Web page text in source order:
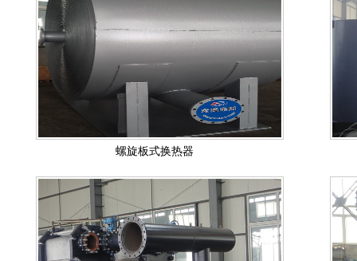
螺旋板式换热器